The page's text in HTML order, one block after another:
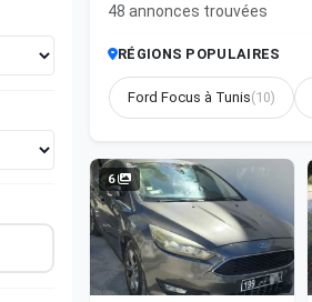
48 annonces trouvées
RÉGIONS POPULAIRES
Ford Focus à Tunis(10)
6